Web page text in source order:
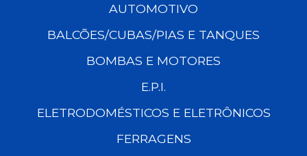
AUTOMOTIVO
BALCÕES/CUBAS/PIAS E TANQUES
BOMBAS E MOTORES
E.P.I.
ELETRODOMÉSTICOS E ELETRÔNICOS
FERRAGENS